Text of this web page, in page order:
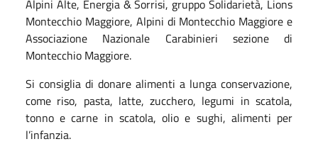
Alpini Alte, Energia & Sorrisi, gruppo Solidarietà, Lions
Montecchio Maggiore, Alpini di Montecchio Maggiore e
Associazione Nazionale Carabinieri sezione di
Montecchio Maggiore.
Si consiglia di donare alimenti a lunga conservazione,
come riso, pasta, latte, zucchero, legumi in scatola,
tonno e carne in scatola, olio e sughi, alimenti per
l’infanzia.